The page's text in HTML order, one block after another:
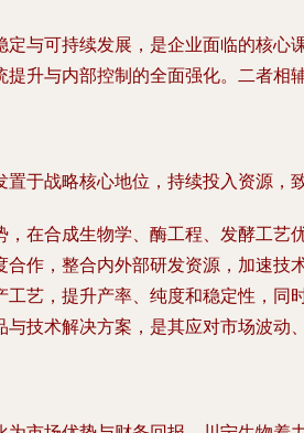
与可持续发展，是企业面临的核
升与内部控制的全面强化。二者相
于战略核心地位，持续投入资源，
，在合成生物学、酶工程、发酵工艺
合作，整合内外部研发资源，加速技
工艺，提升产率、纯度和稳定性，同
技术解决方案，是其应对市场波动